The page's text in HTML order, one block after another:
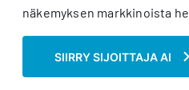
näkemyksen markkinoista
SIIRRY SIJOITTAJA AI